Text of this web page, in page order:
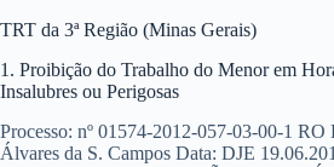
TRT da 3ª Região (Minas Gerais)
1. Proibição do Trabalho do Menor em
Insalubres ou Perigosas
Processo: nº 01574-2012-057-03-00-1 RO
Álvares da S. Campos Data: DJE